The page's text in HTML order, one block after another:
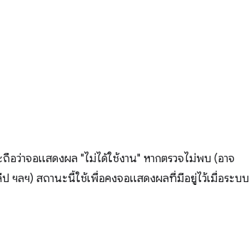
ว่าจอแสดงผล "ไม่ได้ใช้งาน" หากตรวจไม่พบ (อาจ
ฯลฯ) สถานะนี้ใช้เพื่อคงจอแสดงผลที่มีอยู่ไว้เมื่อระบบ